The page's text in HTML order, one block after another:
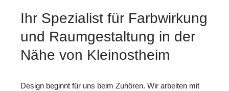
Ihr Spezialist für Farbwirkung
und Raumgestaltung in der
Nähe von Kleinostheim
Design beginnt für uns beim Zuhören. Wir arbeiten mit